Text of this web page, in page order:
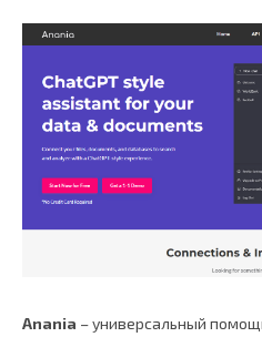
Anania – универсальный